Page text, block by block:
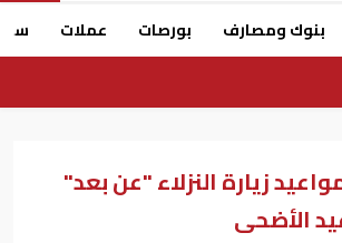
بنوك ومصارف بورصات عملات
زيارة النزلاء "عن بعد"
الأضحى